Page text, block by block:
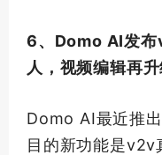
6、Domo AI发
人，视频编辑再
Domo AI最近推
目的新功能是v2v